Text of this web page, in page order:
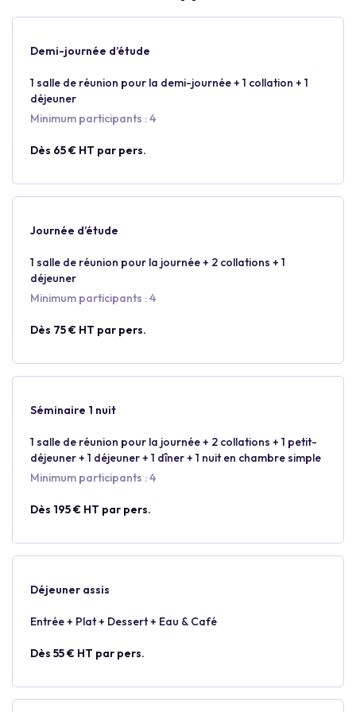
Demi-journée d’étude
1 salle de réunion pour la demi-journée + 1 collation + 1
déjeuner
Minimum participants : 4
Dès 65 € HT par pers.
Journée d’étude
1 salle de réunion pour la journée + 2 collations + 1
déjeuner
Minimum participants : 4
Dès 75 € HT par pers.
Séminaire 1 nuit
1 salle de réunion pour la journée + 2 collations + 1 petit-
déjeuner + 1 déjeuner + 1 dîner + 1 nuit en chambre simple
Minimum participants : 4
Dès 195 € HT par pers.
Déjeuner assis
Entrée + Plat + Dessert + Eau & Café
Dès 55 € HT par pers.